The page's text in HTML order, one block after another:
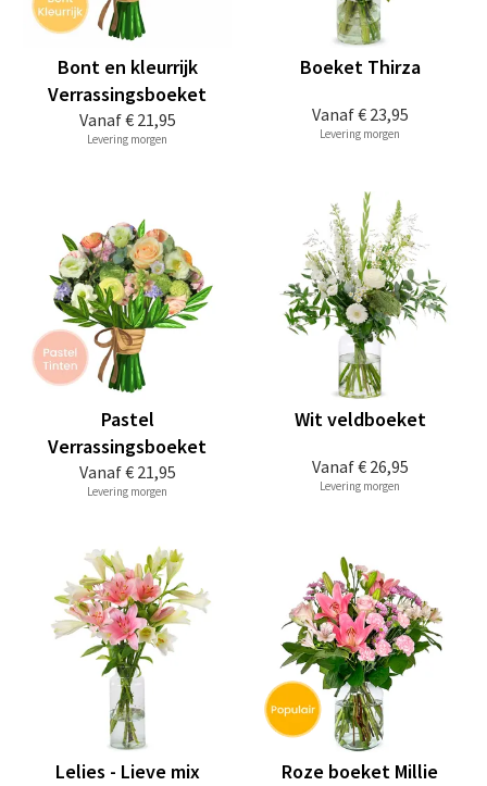
Vanaf€ 21,95
Bont en kleurrijk
Verrassingsboeket
Levering morgen
Vanaf€ 23,95
Boeket Thirza
Levering morgen
Vanaf€ 21,95
Pastel
Verrassingsboeket
Levering morgen
Vanaf€ 26,95
Wit veldboeket
Levering morgen
Lelies - Lieve mix Roze boeket Millie